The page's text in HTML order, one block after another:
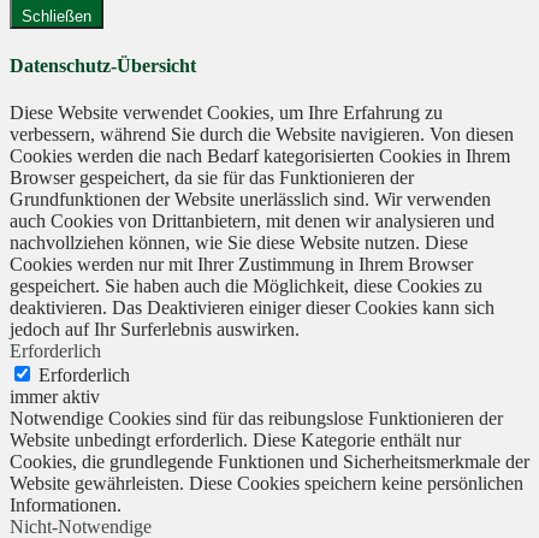
Schließen
Datenschutz-Übersicht
Diese Website verwendet Cookies, um Ihre Erfahrung zu
verbessern, während Sie durch die Website navigieren. Von diesen
Cookies werden die nach Bedarf kategorisierten Cookies in Ihrem
Browser gespeichert, da sie für das Funktionieren der
Grundfunktionen der Website unerlässlich sind. Wir verwenden
auch Cookies von Drittanbietern, mit denen wir analysieren und
nachvollziehen können, wie Sie diese Website nutzen. Diese
Cookies werden nur mit Ihrer Zustimmung in Ihrem Browser
gespeichert. Sie haben auch die Möglichkeit, diese Cookies zu
deaktivieren. Das Deaktivieren einiger dieser Cookies kann sich
jedoch auf Ihr Surferlebnis auswirken.
Erforderlich
Erforderlich
immer aktiv
Notwendige Cookies sind für das reibungslose Funktionieren der
Website unbedingt erforderlich. Diese Kategorie enthält nur
Cookies, die grundlegende Funktionen und Sicherheitsmerkmale der
Website gewährleisten. Diese Cookies speichern keine persönlichen
Informationen.
Nicht-Notwendige